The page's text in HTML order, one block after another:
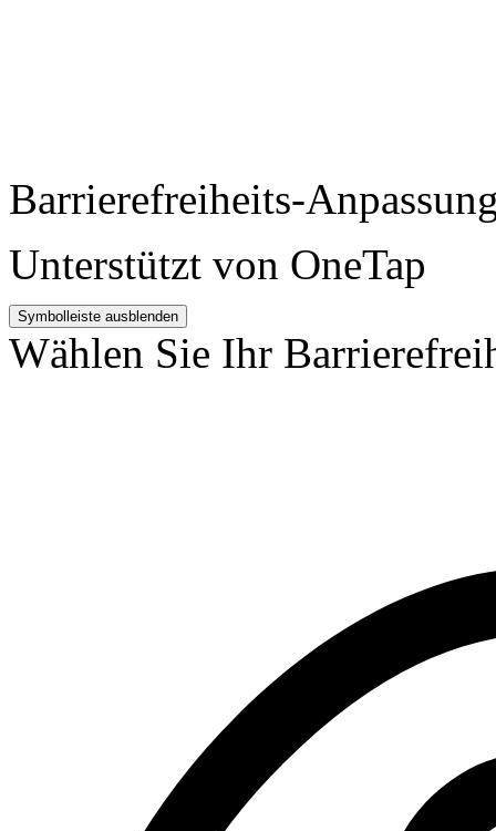
Barrierefreiheits-
Unterstützt von OneTap
Symbolleiste ausblenden
Wählen Sie Ihr